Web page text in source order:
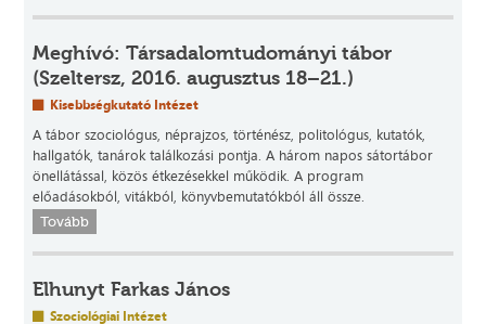
Meghívó: Társadalomtudományi tábor
(Szeltersz, 2016. augusztus 18–21.)
Kisebbségkutató Intézet
A tábor szociológus, néprajzos, történész, politológus, kutatók,
hallgatók, tanárok találkozási pontja. A három napos sátortábor
önellátással, közös étkezésekkel működik. A program
előadásokból, vitákból, könyvbemutatókból áll össze.
Tovább
Elhunyt Farkas János
Szociológiai Intézet